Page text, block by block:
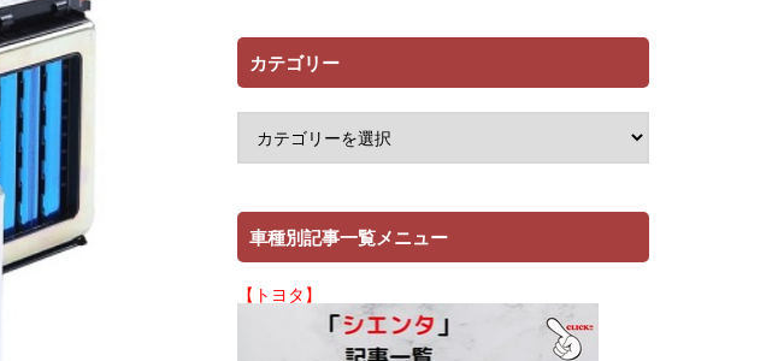
カテゴリー
車種別記事一覧メニュー
【トヨタ】